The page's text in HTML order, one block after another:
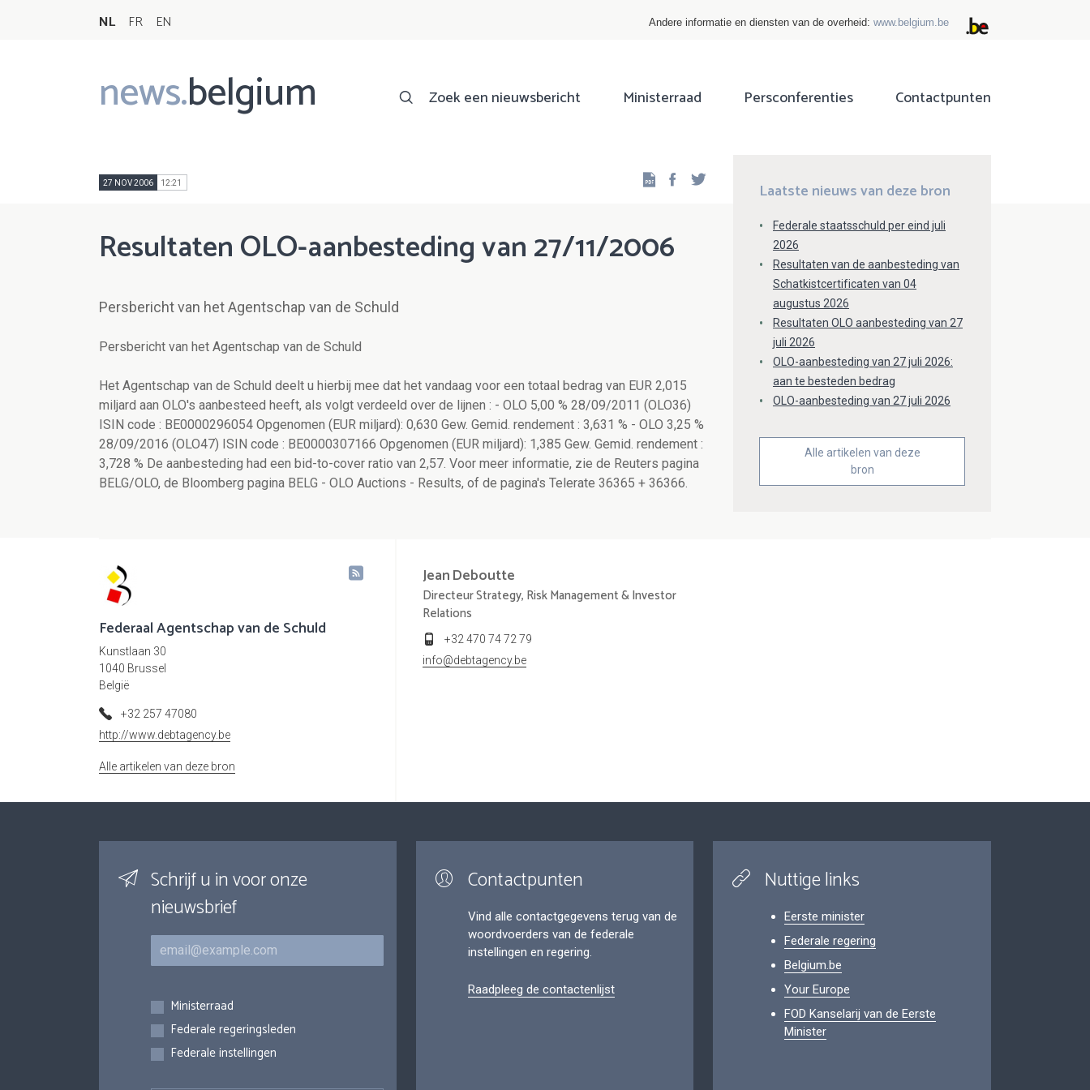
NL FR EN Andere informatie en diensten van de overheid: www.belgium.be
news.belgium
Main
navigation
Zoek een nieuwsbericht Ministerraad Persconferenties Contactpunten
27 NOV 2006 12:21 Facebook
Resultaten OLO-aanbesteding van 27/11/2006
Persbericht van het Agentschap van de Schuld
Persbericht van het Agentschap van de Schuld
Het Agentschap van de Schuld deelt u hierbij mee dat het vandaag voor een totaal bedrag van EUR 2,015
miljard aan OLO's aanbesteed heeft, als volgt verdeeld over de lijnen : - OLO 5,00 % 28/09/2011 (OLO36)
ISIN code : BE0000296054 Opgenomen (EUR miljard): 0,630 Gew. Gemid. rendement : 3,631 % - OLO 3,25 %
28/09/2016 (OLO47) ISIN code : BE0000307166 Opgenomen (EUR miljard): 1,385 Gew. Gemid. rendement :
3,728 % De aanbesteding had een bid-to-cover ratio van 2,57. Voor meer informatie, zie de Reuters pagina
BELG/OLO, de Bloomberg pagina BELG - OLO Auctions - Results, of de pagina's Telerate 36365 + 36366.
Laatste nieuws van deze bron
Federale staatsschuld per eind juli
2026
Resultaten van de aanbesteding van
Schatkistcertificaten van 04
augustus 2026
Resultaten OLO aanbesteding van 27
juli 2026
OLO-aanbesteding van 27 juli 2026:
aan te besteden bedrag
OLO-aanbesteding van 27 juli 2026
Alle artikelen van deze
bron
Federaal Agentschap van de Schuld
Kunstlaan 30
1040 Brussel
België
+32 257 47080
http://www.debtagency.be
Alle artikelen van deze bron
JeanDeboutte
Directeur Strategy, Risk Management & Investor
Relations
+32 470 74 72 79
info@debtagency.be
Schrijf u in voor onze
nieuwsbrief
E-mail
Inschrijvingen
Ministerraad
Federale regeringsleden
Federale instellingen
Contactpunten
Vind alle contactgegevens terug van de
woordvoerders van de federale
instellingen en regering.
Raadpleeg de contactenlijst
Nuttige links
Eerste minister
Federale regering
Belgium.be
Your Europe
FOD Kanselarij van de Eerste
Minister